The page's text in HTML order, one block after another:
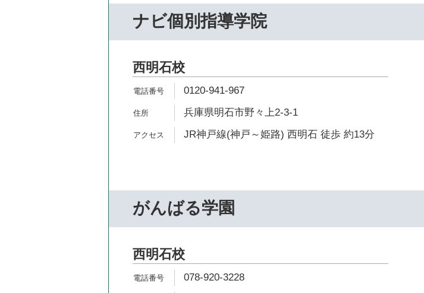
ナビ個別指導学院
西明石校
0120-941-967
兵庫県明石市野々上2-3-1
JR神戸線(神戸～姫路) 西明石 徒歩 約13分
がんばる学園
西明石校
078-920-3228